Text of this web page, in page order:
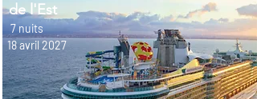
de l'Est
7 nuits
18 avril 2027